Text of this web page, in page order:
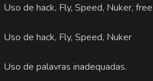
Uso de hack, Fly, Speed, Nuker,
Uso de hack, Fly, Speed, Nuker
Uso de palavras inadequadas.